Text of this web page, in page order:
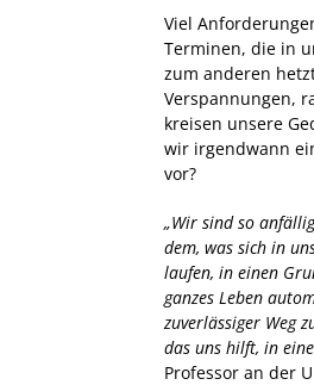
Viel
Terminen, die in
zum anderen
Verspannungen,
kreisen unsere
wir irgendwann
vor?
„Wir sind so
dem, was sich in
laufen, in einen
ganzes Leben
zuverlässiger Weg
das uns hilft, in
Professor an der